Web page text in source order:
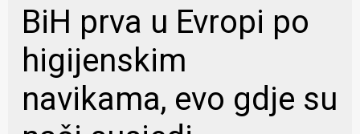
BiH prva u Evropi po
higijenskim
navikama, evo gdje su